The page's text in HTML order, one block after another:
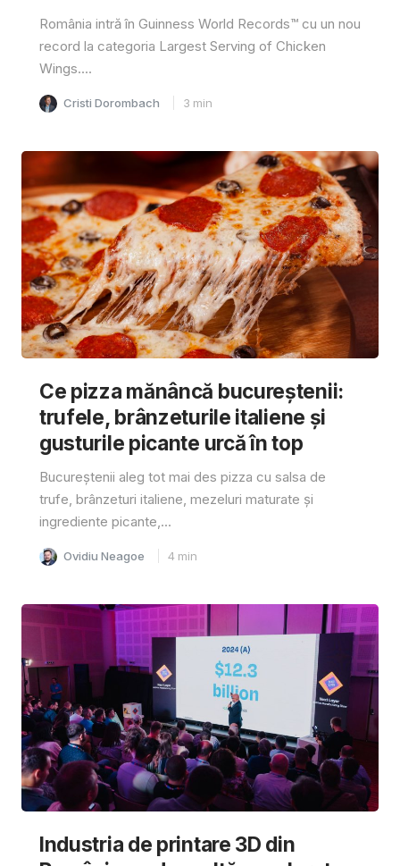
România intră în Guinness World Records™️ cu un nou
record la categoria Largest Serving of Chicken
Wings....
Cristi Dorombach 3 min
Ce pizza mănâncă bucureștenii:
trufele, brânzeturile italiene și
gusturile picante urcă în top
Bucureștenii aleg tot mai des pizza cu salsa de
trufe, brânzeturi italiene, mezeluri maturate și
ingrediente picante,...
Ovidiu Neagoe 4 min
Industria de printare 3D din